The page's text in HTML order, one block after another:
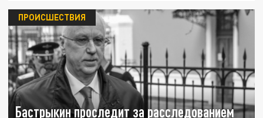
Бастрыкин проследит за расследованием
ПРОИСШЕСТВИЯ